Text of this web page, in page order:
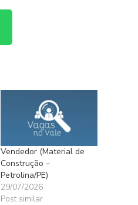
Vendedor (Material de
Construção –
Petrolina/PE)
29/07/2026
Post similar